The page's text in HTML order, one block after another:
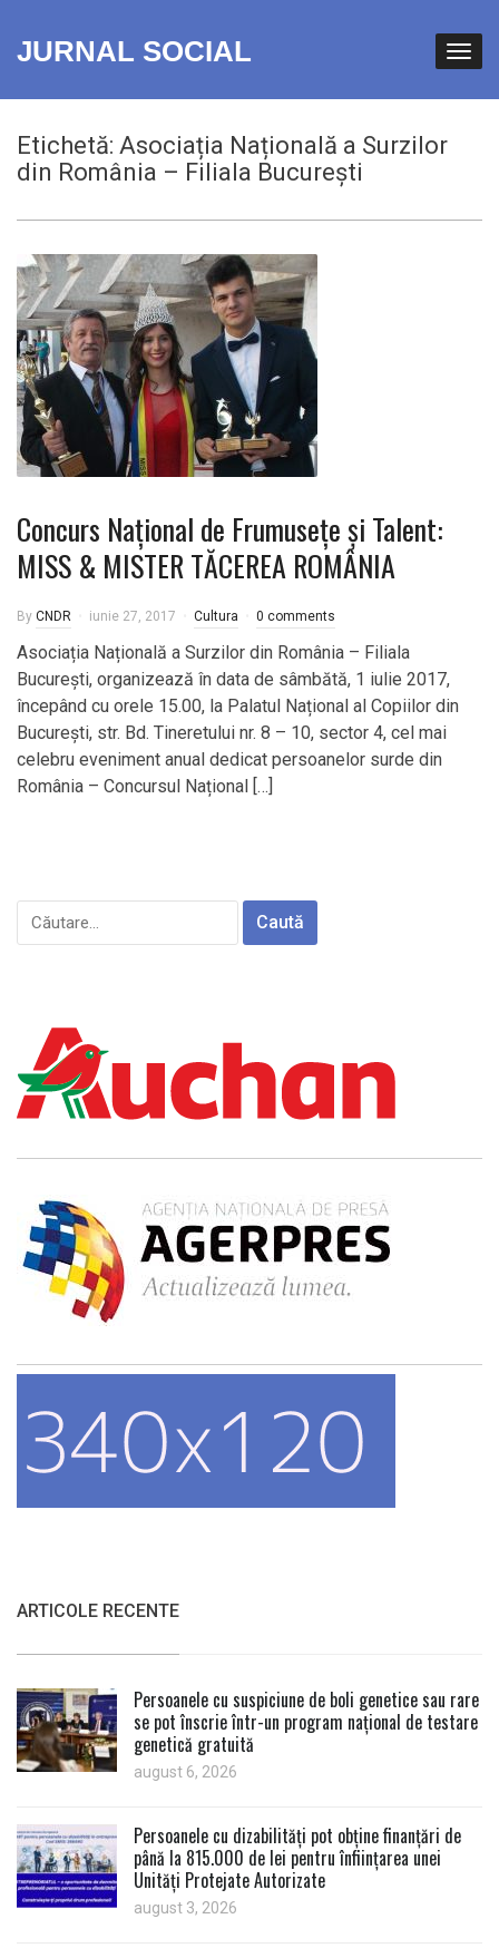
JURNAL SOCIAL
Etichetă: Asociația Națională a Surzilor
din România – Filiala București
Concurs Național de Frumusețe și Talent:
MISS & MISTER TĂCEREA ROMÂNIA
By CNDR iunie 27, 2017 Cultura 0 comments
Asociația Națională a Surzilor din România – Filiala
București, organizează în data de sâmbătă, 1 iulie 2017,
începând cu orele 15.00, la Palatul Național al Copiilor din
București, str. Bd. Tineretului nr. 8 – 10, sector 4, cel mai
celebru eveniment anual dedicat persoanelor surde din
România – Concursul Național […]
Caută
după:
ARTICOLE RECENTE
Persoanele cu suspiciune de boli genetice sau rare
se pot înscrie într-un program național de testare
genetică gratuită
august 6, 2026
Persoanele cu dizabilități pot obține finanțări de
până la 815.000 de lei pentru înființarea unei
Unități Protejate Autorizate
august 3, 2026